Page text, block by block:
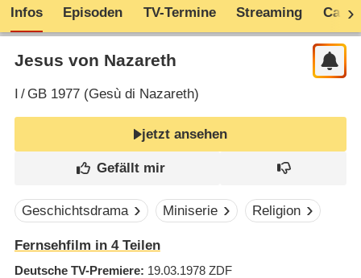
Infos Episoden TV-Termine Streaming Cast
Jesus von Nazareth
/ GB1977 (Gesù di Nazareth)
jetzt ansehen
Geschichtsdrama Miniserie Religion
Fernsehfilm in 4 Teilen
Deutsche TV-Premiere 19.03.1978 ZDF